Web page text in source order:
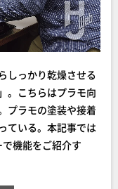
しっかり乾燥させる
。こちらはプラモ向
プラモの塗装や接着
ている。本記事では
機能をご紹介す